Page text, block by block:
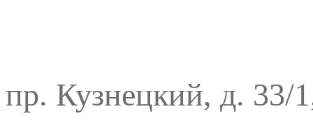
пр. Кузнецкий, д. 33/